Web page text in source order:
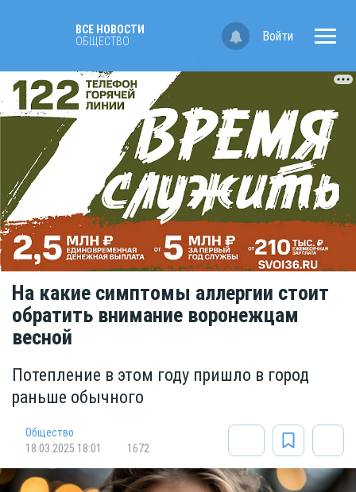
ВСЕ НОВОСТИ
ОБЩЕСТВО
Войти
На какие симптомы аллергии стоит
обратить внимание воронежцам
весной
Потепление в этом году пришло в город
раньше обычного
Общество
18.03.2025 18:01
1672